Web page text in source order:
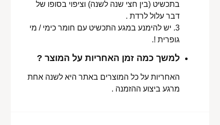
בתכשיט (בין חצי שנה לשנה) וציפוי בסופו של
דבר עלול לרדת .
3. יש להימנע במגע התכשיט עם חומר כימי / מי
גופרית !.
למשך כמה זמן האחריות על המוצר ?
האחריות על כל המוצרים באתר היא לשנה אחת
מרגע ביצוע ההזמנה .